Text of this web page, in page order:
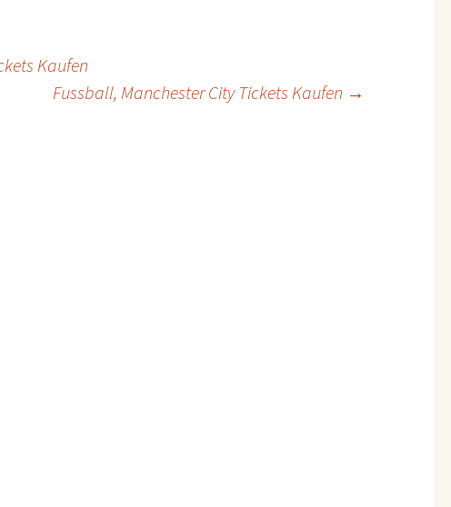
Kaufen
Fussball, Manchester City Tickets Kaufen →